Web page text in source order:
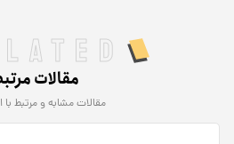
مقالات
مقالات مشابه و مرتبط با